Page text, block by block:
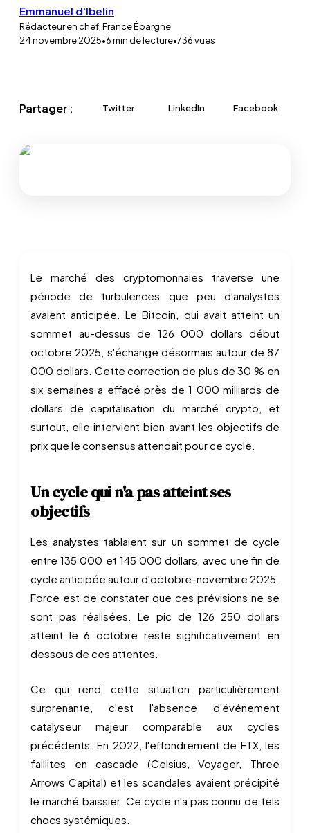
Emmanuel d'Ibelin
Rédacteur en chef, France Épargne
24 novembre 2025•6min de lecture•736vues
Partager : Twitter LinkedIn Facebook
Le marché des cryptomonnaies traverse une
période de turbulences que peu d'analystes
avaient anticipée. Le Bitcoin, qui avait atteint un
sommet au-dessus de 126 000 dollars début
octobre 2025, s'échange désormais autour de 87
000 dollars. Cette correction de plus de 30 % en
six semaines a effacé près de 1 000 milliards de
dollars de capitalisation du marché crypto, et
surtout, elle intervient bien avant les objectifs de
prix que le consensus attendait pour ce cycle.
Un cycle qui n'a pas atteint ses
objectifs
Les analystes tablaient sur un sommet de cycle
entre 135 000 et 145 000 dollars, avec une fin de
cycle anticipée autour d'octobre-novembre 2025.
Force est de constater que ces prévisions ne se
sont pas réalisées. Le pic de 126 250 dollars
atteint le 6 octobre reste significativement en
dessous de ces attentes.
Ce qui rend cette situation particulièrement
surprenante, c'est l'absence d'événement
catalyseur majeur comparable aux cycles
précédents. En 2022, l'effondrement de FTX, les
faillites en cascade (Celsius, Voyager, Three
Arrows Capital) et les scandales avaient précipité
le marché baissier. Ce cycle n'a pas connu de tels
chocs systémiques.